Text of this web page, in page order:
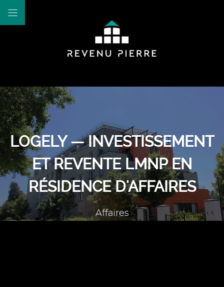
LOGELY — INVESTISSEMENT
ET REVENTE LMNP EN
RÉSIDENCE D'AFFAIRES
Affaires